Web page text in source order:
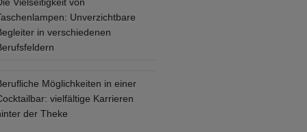
Unverzichtbare
in verschiedenen
Möglichkeiten in einer
vielfältige Karrieren
der Theke